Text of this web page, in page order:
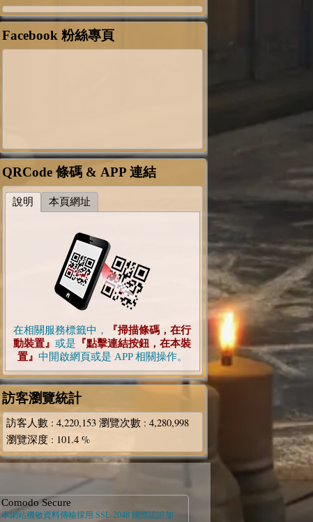
Facebook 粉絲專頁
QRCode 條碼 & APP 連結
說明 本頁網址
在相關服務標籤中，
『掃描條碼，在行
動裝置』 或是 『點擊連結按鈕，在本裝
置』 中開啟網頁或是 APP 相關操作。
訪客瀏覽統計
訪客人數: 4,220,153 瀏覽次數: 4,280,998
瀏覽深度: 101.4 %
Comodo Secure
本網站機敏資料傳輸採用 SSL-2048 國際認證加